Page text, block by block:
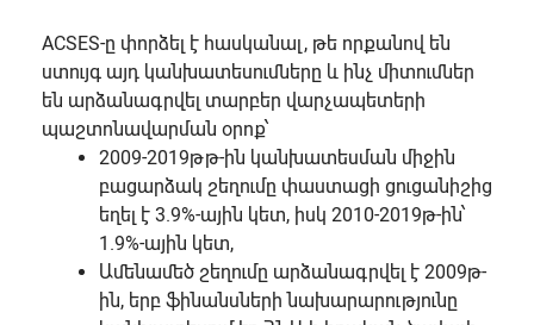
ACSES-ը փորձել է հասկանալ, թե որքանով են
ստույգ այդ կանխատեսումները և ինչ միտումներ
են արձանագրվել տարբեր վարչապետերի
պաշտոնավարման օրոք՝
2009-2019թթ-ին կանխատեսման միջին
բացարձակ շեղումը փաստացի ցուցանիշից
եղել է 3.9%-ային կետ, իսկ 2010-2019թ-ին՝
1.9%-ային կետ,
Ամենամեծ շեղումը արձանագրվել է 2009թ-
ին, երբ ֆինանսների նախարարությունը